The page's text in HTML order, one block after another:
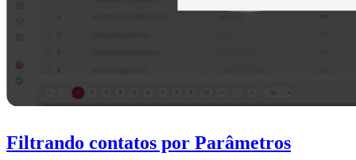
Filtrando contatos por Parâmetros